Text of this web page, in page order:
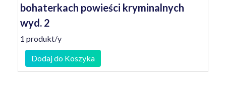
bohaterkach powieści kryminalnych
wyd. 2
1 produkt/y
Dodaj do Koszyka